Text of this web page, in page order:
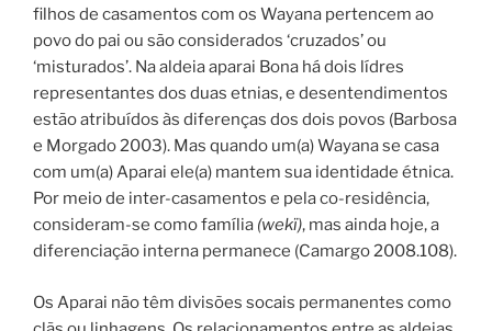
filhos de casamentos com os Wayana pertencem ao
povo do pai ou são considerados ‘cruzados’ ou
‘misturados’. Na aldeia aparai Bona há dois lídres
representantes dos duas etnias, e desentendimentos
estão atribuídos às diferenças dos dois povos (Barbosa
e Morgado 2003). Mas quando um(a) Wayana se casa
com um(a) Aparai ele(a) mantem sua identidade étnica.
Por meio de inter-casamentos e pela co-residência,
consideram-se como família (wekï), mas ainda hoje, a
diferenciação interna permanece (Camargo 2008.108).
Os Aparai não têm divisões socais permanentes como